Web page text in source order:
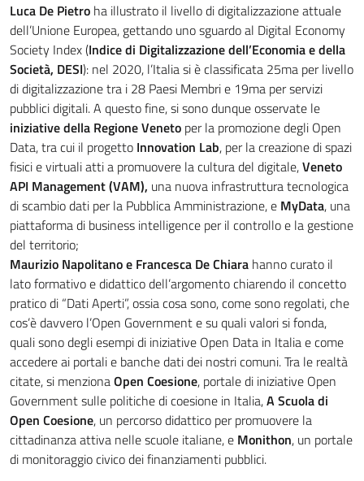
Luca De Pietro ha illustrato il livello di digitalizzazione attuale
dell’Unione Europea, gettando uno sguardo al Digital Economy
Society Index (Indice di Digitalizzazione dell’Economia e della
Società, DESI): nel 2020, l’Italia si è classificata 25ma per livello
di digitalizzazione tra i 28 Paesi Membri e 19ma per servizi
pubblici digitali. A questo fine, si sono dunque osservate le
iniziative della Regione Veneto per la promozione degli Open
Data, tra cui il progetto Innovation Lab, per la creazione di spazi
fisici e virtuali atti a promuovere la cultura del digitale,Veneto
API Management (VAM), una nuova infrastruttura tecnologica
di scambio dati per la Pubblica Amministrazione, e MyData, una
piattaforma di business intelligence per il controllo e la gestione
del territorio;
Maurizio Napolitano e Francesca De Chiara hanno curato il
lato formativo e didattico dell’argomento chiarendo il concetto
pratico di “Dati Aperti”, ossia cosa sono, come sono regolati, che
cos’è davvero l’Open Government e su quali valori si fonda,
quali sono degli esempi di iniziative Open Data in Italia e come
accedere ai portali e banche dati dei nostri comuni. Tra le realtà
citate, si menzionaOpen Coesione, portale di iniziative Open
Government sulle politiche di coesione in Italia,A Scuola di
Open Coesione, un percorso didattico per promuovere la
cittadinanza attiva nelle scuole italiane, e Monithon, un portale
di monitoraggio civico dei finanziamenti pubblici.